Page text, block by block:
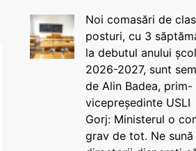
Noi comasări de
posturi, cu 3
la debutul anului
2026-2027, sunt
de Alin Badea, prim-
vicepreședinte USLI
Gorj: Ministerul o
grav de tot. Ne sună